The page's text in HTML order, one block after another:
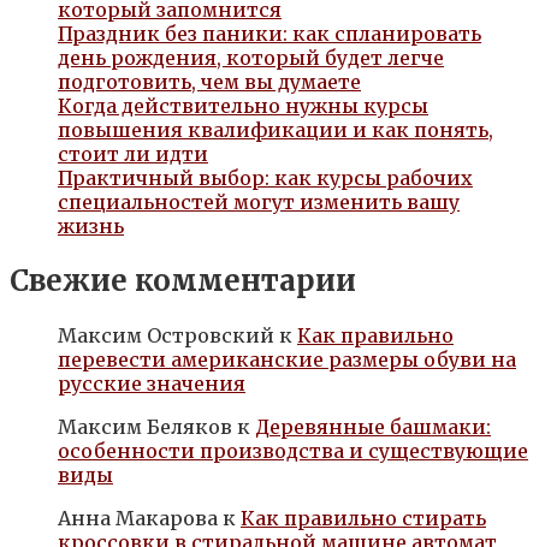
который запомнится
Праздник без паники: как спланировать
день рождения, который будет легче
подготовить, чем вы думаете
Когда действительно нужны курсы
повышения квалификации и как понять,
стоит ли идти
Практичный выбор: как курсы рабочих
специальностей могут изменить вашу
жизнь
Свежие комментарии
Максим Островский к Как правильно
перевести американские размеры обуви на
русские значения
Максим Беляков к Деревянные башмаки:
особенности производства и существующие
виды
Анна Макарова к Как правильно стирать